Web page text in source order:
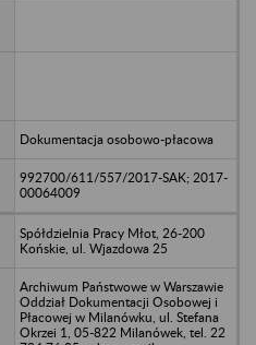
Dokumentacja osobowo-płacowa
992700/611/557/2017-SAK; 2017-
00064009
Spółdzielnia Pracy Młot, 26-200
Końskie, ul. Wjazdowa 25
Archiwum Państwowe w Warszawie
Oddział Dokumentacji Osobowej i
Płacowej w Milanówku, ul. Stefana
Okrzei 1, 05-822 Milanówek, tel. 22